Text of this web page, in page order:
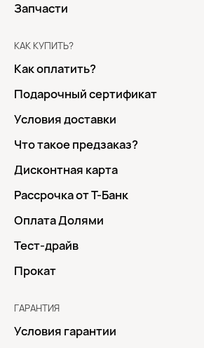
Запчасти
КАК КУПИТЬ?
Как оплатить?
Подарочный сертификат
Условия доставки
Что такое предзаказ?
Дисконтная карта
Рассрочка от Т-Банк
Оплата Долями
Тест-драйв
Прокат
ГАРАНТИЯ
Условия гарантии